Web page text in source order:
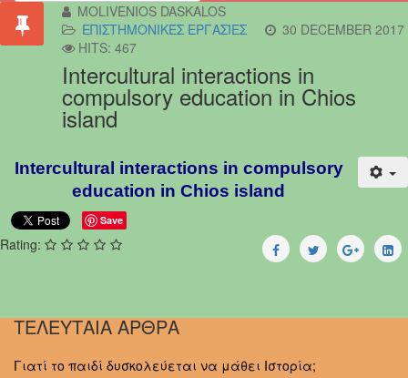
MOLIVENIOS DASKALOS
ΕΠΙΣΤΗΜΟΝΙΚΈΣ ΕΡΓΑΣΊΕΣ
30 DECEMBER 2017
HITS: 467
Intercultural interactions in
compulsory education in Chios
island
Intercultural interactions in compulsory
education in Chios island
Save
Rating:
ΤΕΛΕΥΤΑΙΑ ΑΡΘΡΑ
Γιατί το παιδί δυσκολεύεται να μάθει Ιστορία;